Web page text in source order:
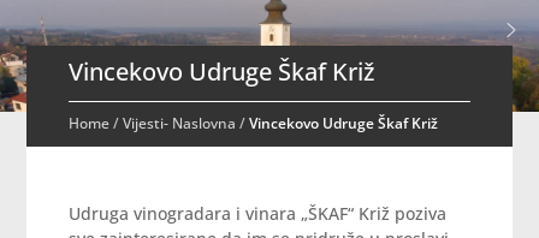
Vincekovo Udruge Škaf Križ
Home/Vijesti- Naslovna /Vincekovo Udruge Škaf Križ
Udruga vinogradara i vinara „ŠKAF“ Križ poziva